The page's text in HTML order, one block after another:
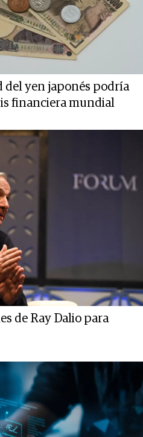
del yen japonés podría
financiera mundial
de Ray Dalio para